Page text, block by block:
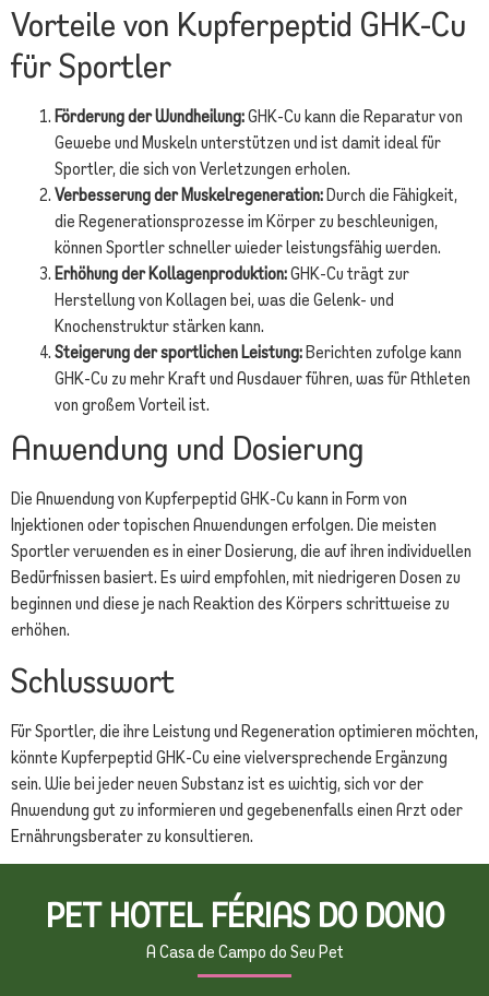
Vorteile von Kupferpeptid GHK-Cu
für Sportler
Förderung der Wundheilung:GHK-Cu kann die Reparatur von
Gewebe und Muskeln unterstützen und ist damit ideal für
Sportler, die sich von Verletzungen erholen.
Verbesserung der Muskelregeneration:Durch die Fähigkeit,
die Regenerationsprozesse im Körper zu beschleunigen,
können Sportler schneller wieder leistungsfähig werden.
Erhöhung der Kollagenproduktion:GHK-Cu trägt zur
Herstellung von Kollagen bei, was die Gelenk- und
Knochenstruktur stärken kann.
Steigerung der sportlichen Leistung:Berichten zufolge kann
GHK-Cu zu mehr Kraft und Ausdauer führen, was für Athleten
von großem Vorteil ist.
Anwendung und Dosierung
Die Anwendung von Kupferpeptid GHK-Cu kann in Form von
Injektionen oder topischen Anwendungen erfolgen. Die meisten
Sportler verwenden es in einer Dosierung, die auf ihren individuellen
Bedürfnissen basiert. Es wird empfohlen, mit niedrigeren Dosen zu
beginnen und diese je nach Reaktion des Körpers schrittweise zu
erhöhen.
Schlusswort
Für Sportler, die ihre Leistung und Regeneration optimieren möchten,
könnte Kupferpeptid GHK-Cu eine vielversprechende Ergänzung
sein. Wie bei jeder neuen Substanz ist es wichtig, sich vor der
Anwendung gut zu informieren und gegebenenfalls einen Arzt oder
Ernährungsberater zu konsultieren.
PET HOTEL FÉRIAS DO DONO
A Casa de Campo do Seu Pet